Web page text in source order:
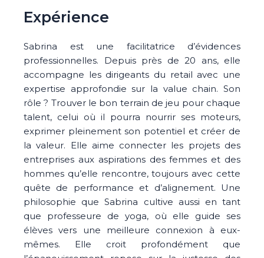
Expérience
Sabrina est une facilitatrice d’évidences
professionnelles. Depuis près de 20 ans, elle
accompagne les dirigeants du retail avec une
expertise approfondie sur la value chain. Son
rôle ? Trouver le bon terrain de jeu pour chaque
talent, celui où il pourra nourrir ses moteurs,
exprimer pleinement son potentiel et créer de
la valeur. Elle aime connecter les projets des
entreprises aux aspirations des femmes et des
hommes qu’elle rencontre, toujours avec cette
quête de performance et d’alignement. Une
philosophie que Sabrina cultive aussi en tant
que professeure de yoga, où elle guide ses
élèves vers une meilleure connexion à eux-
mêmes. Elle croit profondément que